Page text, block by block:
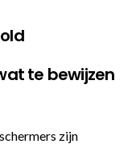
te bewijzen
zijn